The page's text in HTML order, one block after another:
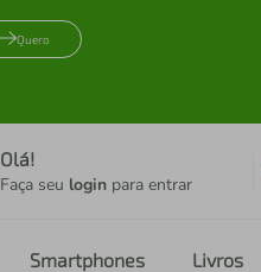
Quero
Olá!
Faça seu login para entrar
Smartphones Livros